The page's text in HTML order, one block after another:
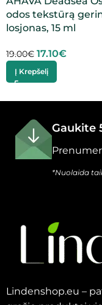
odos tekstūrą
losjonas, 15 ml
19.00€ 17.10€
Į Krepšelį
Gaukite
*Nuolaida
Lindenshop.eu –